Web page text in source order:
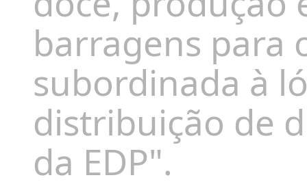
barragens para
subordinada à
distribuição de
da EDP".